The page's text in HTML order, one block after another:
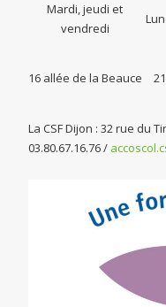
Mardi, jeudi et
vendredi
16 allée de la Beauce
La CSF Dijon : 32 rue du
03.80.67.16.76 /